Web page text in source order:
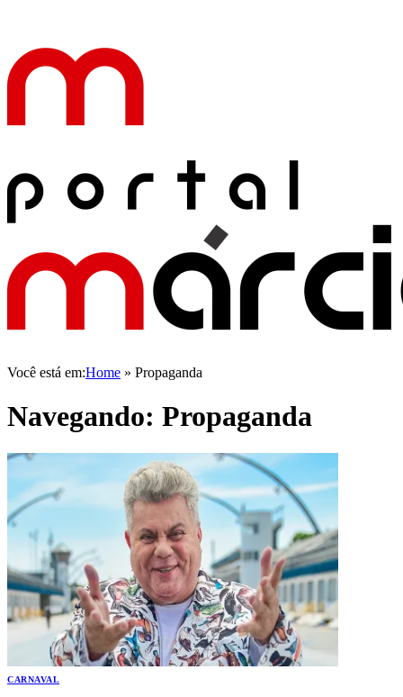
Você está em:Home » Propaganda
Navegando: Propaganda
CARNAVAL